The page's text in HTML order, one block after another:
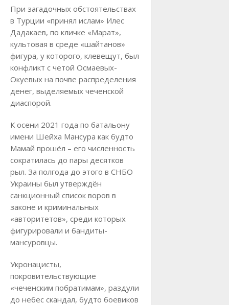
При загадочных обстоятельствах
в Турции «принял ислам» Илес
Дадакаев, по кличке «Марат»,
культовая в среде «шайтанов»
фигура, у которого, клевещут, был
конфликт с четой Осмаевых-
Окуевых на почве распределения
денег, выделяемых чеченской
диаспорой.
К осени 2021 года по батальону
имени Шейха Мансура как будто
Мамай прошёл – его численность
сократилась до пары десятков
рыл. За полгода до этого в СНБО
Украины был утверждён
санкционный список воров в
законе и криминальных
«авторитетов», среди которых
фигурировали и бандиты-
мансуровцы.
Укронацисты,
покровительствующие
«чеченским побратимам», раздули
до небес скандал, будто боевиков